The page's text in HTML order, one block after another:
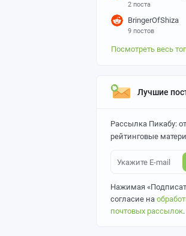
2 поста
BringerOfShiza
9 постов
Посмотреть весь
Лучшие
Рассылка Пикабу:
рейтинговые
Нажимая
согласие на
почтовых рассылок.